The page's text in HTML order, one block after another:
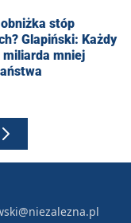
stóp
Glapiński: Każdy
mniej